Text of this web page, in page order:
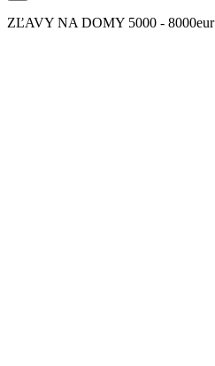
ZĽAVY NA DOMY 5000 - 8000eur